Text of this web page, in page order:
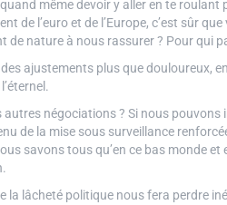
même devoir y aller en te
de l’euro et de l’Europe, c’est sûr
de nature à nous rassurer ? Pour qui
ajustements plus que douloureux,
négociations ? Si nous
de la mise sous surveillance
savons tous qu’en ce bas monde
la lâcheté politique nous fera perdre